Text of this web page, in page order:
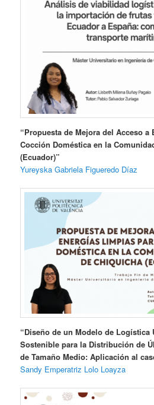
“Propuesta de Mejora del Acceso
Cocción Doméstica en la
(Ecuador)”
Yureyska Gabriela Figueredo Díaz
“Diseño de un Modelo de Logística
Sostenible para la Distribución de
de Tamaño Medio: Aplicación al
Sandy Emperatriz Lolo Loayza